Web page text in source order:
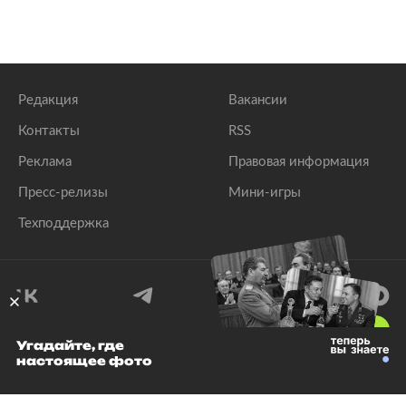
Редакция
Контакты
Реклама
Пресс-релизы
Техподдержка
Вакансии
RSS
Правовая информация
Мини-игры
© 1999–2026 Все права защищены.
Угадайте, где
настоящее фото